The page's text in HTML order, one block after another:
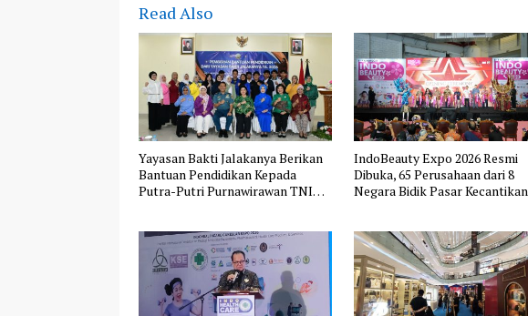
Read Also
Yayasan Bakti Jalakanya Berikan
Bantuan Pendidikan Kepada
Putra-Putri Purnawirawan TNI
IndoBeauty Expo 2026 Resmi
Dibuka, 65 Perusahaan dari 8
Negara Bidik Pasar Kecantikan